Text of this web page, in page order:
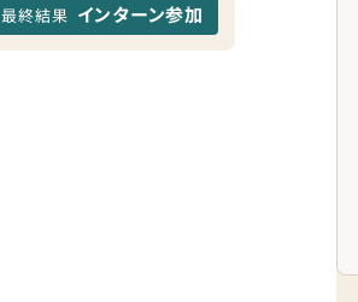
最終結果 インターン参加